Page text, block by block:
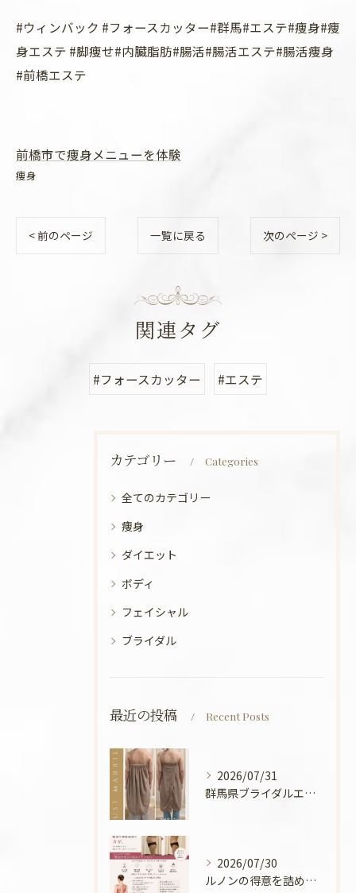
#ウィンバック #フォースカッター#群馬#エステ#痩身#痩
身エステ #脚痩せ#内臓脂肪#腸活#腸活エステ#腸活痩身
#前橋エステ
前橋市で痩身メニューを体験
痩身
< 前のページ 一覧に戻る 次のページ >
関連タグ
#フォースカッター #エステ
カテゴリー Categories
全てのカテゴリー
痩身
ダイエット
ボディ
フェイシャル
ブライダル
最近の投稿 Recent Posts
2026/07/31
群馬県ブライダルエステ💍
2026/07/30
ルノンの得意を詰めてみました🧡